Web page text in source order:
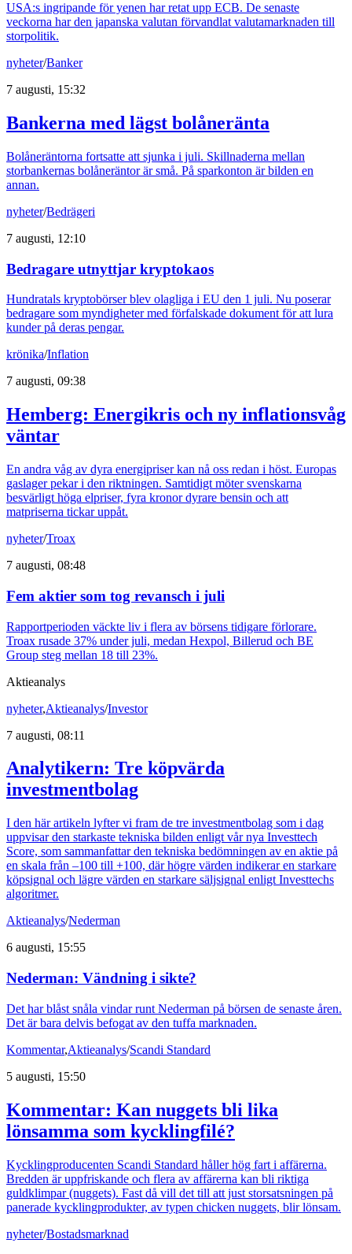
USA:s ingripande för yenen har retat upp ECB. De senaste
veckorna har den japanska valutan förvandlat valutamarknaden till
storpolitik.
nyheter/Banker
7 augusti, 15:32
Bankerna med lägst bolåneränta
Bolåneräntorna fortsatte att sjunka i juli. Skillnaderna mellan
storbankernas bolåneräntor är små. På sparkonton är bilden en
annan.
nyheter/Bedrägeri
7 augusti, 12:10
Bedragare utnyttjar kryptokaos
Hundratals kryptobörser blev olagliga i EU den 1 juli. Nu poserar
bedragare som myndigheter med förfalskade dokument för att lura
kunder på deras pengar.
krönika/Inflation
7 augusti, 09:38
Hemberg: Energikris och ny inflationsvåg
väntar
En andra våg av dyra energipriser kan nå oss redan i höst. Europas
gaslager pekar i den riktningen. Samtidigt möter svenskarna
besvärligt höga elpriser, fyra kronor dyrare bensin och att
matpriserna tickar uppåt.
nyheter/Troax
7 augusti, 08:48
Fem aktier som tog revansch i juli
Rapportperioden väckte liv i flera av börsens tidigare förlorare.
Troax rusade 37% under juli, medan Hexpol, Billerud och BE
Group steg mellan 18 till 23%.
Aktieanalys
nyheter,Aktieanalys/Investor
7 augusti, 08:11
Analytikern: Tre köpvärda
investmentbolag
I den här artikeln lyfter vi fram de tre investmentbolag som i dag
uppvisar den starkaste tekniska bilden enligt vår nya Investtech
Score, som sammanfattar den tekniska bedömningen av en aktie på
en skala från –100 till +100, där högre värden indikerar en starkare
köpsignal och lägre värden en starkare säljsignal enligt Investtechs
algoritmer.
Aktieanalys/Nederman
6 augusti, 15:55
Nederman: Vändning i sikte?
Det har blåst snåla vindar runt Nederman på börsen de senaste åren.
Det är bara delvis befogat av den tuffa marknaden.
Kommentar,Aktieanalys/Scandi Standard
5 augusti, 15:50
Kommentar: Kan nuggets bli lika
lönsamma som kycklingfilé?
Kycklingproducenten Scandi Standard håller hög fart i affärerna.
Bredden är uppfriskande och flera av affärerna kan bli riktiga
guldklimpar (nuggets). Fast då vill det till att just storsatsningen på
panerade kycklingprodukter, av typen chicken nuggets, blir lönsam.
nyheter/Bostadsmarknad